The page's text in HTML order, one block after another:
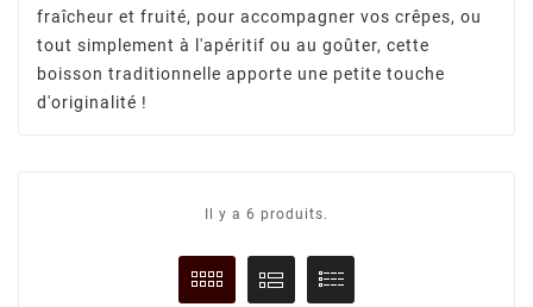
fraîcheur et fruité, pour accompagner vos crêpes, ou
tout simplement à l'apéritif ou au goûter, cette
boisson traditionnelle apporte une petite touche
d'originalité !
Il y a 6 produits.